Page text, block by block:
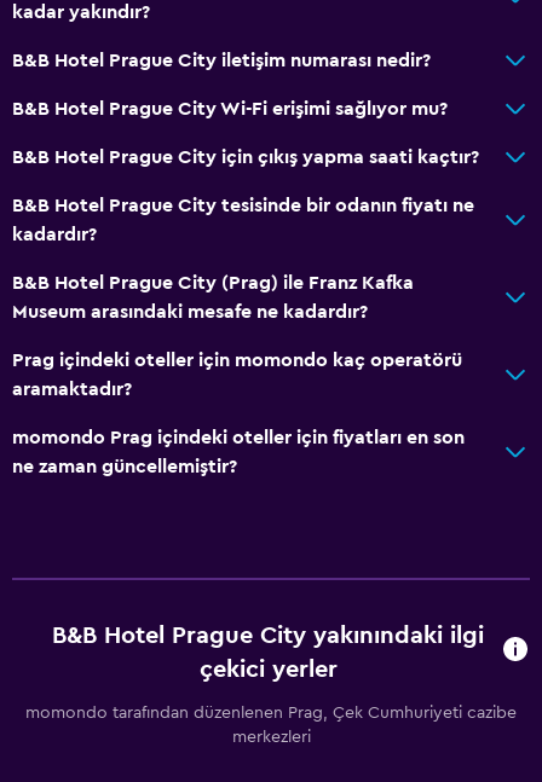
kadar yakındır?
B&B Hotel Prague City iletişim numarası nedir?
B&B Hotel Prague City Wi-Fi erişimi sağlıyor mu?
B&B Hotel Prague City için çıkış yapma saati kaçtır?
B&B Hotel Prague City tesisinde bir odanın fiyatı ne
kadardır?
B&B Hotel Prague City (Prag) ile Franz Kafka
Museum arasındaki mesafe ne kadardır?
Prag içindeki oteller için momondo kaç operatörü
aramaktadır?
momondo Prag içindeki oteller için fiyatları en son
ne zaman güncellemiştir?
B&B Hotel Prague City yakınındaki ilgi
çekici yerler
momondo tarafından düzenlenen Prag, Çek Cumhuriyeti cazibe
merkezleri